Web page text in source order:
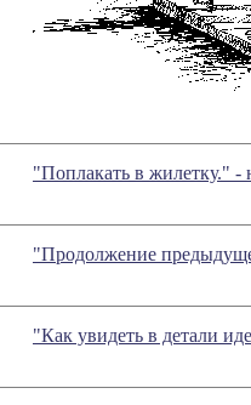
"Поплакать в жилетку." -
"Продолжение
"Как увидеть в детали